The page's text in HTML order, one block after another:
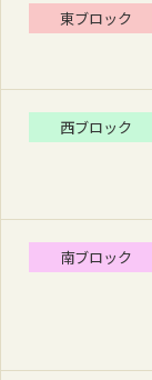
東ブロック
西ブロック
南ブロック